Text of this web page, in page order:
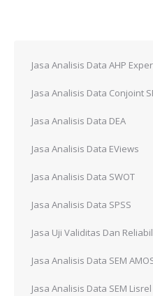
Jasa Analisis Data AHP
Jasa Analisis Data Conjoint
Jasa Analisis Data DEA
Jasa Analisis Data EViews
Jasa Analisis Data SWOT
Jasa Analisis Data SPSS
Jasa Uji Validitas Dan
Jasa Analisis Data SEM
Jasa Analisis Data SEM Lisrel